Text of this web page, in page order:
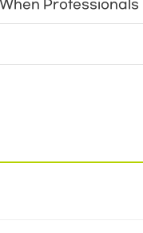
When Professionals